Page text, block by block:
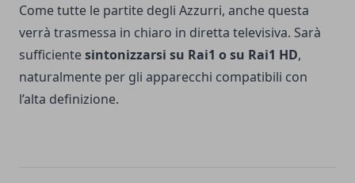
Come tutte le partite degli Azzurri, anche questa
verrà trasmessa in chiaro in diretta televisiva. Sarà
sufficientesintonizzarsi su Rai1 o su Rai1 HD,
naturalmente per gli apparecchi compatibili con
l’alta definizione.